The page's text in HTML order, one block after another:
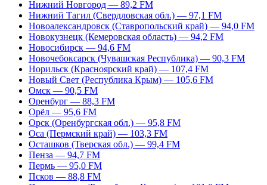
Нижний Новгород — 89,2 FM
Нижний Тагил (Свердловская обл.) — 97,1 FM
Новоалександровск (Ставропольский край) — 94,0 FM
Новокузнецк (Кемеровская область) — 94,2 FM
Новосибирск — 94,6 FM
Новочебоксарск (Чувашская Республика) — 90,3 FM
Норильск (Красноярский край) — 107,4 FM
Новый Свет (Республика Крым) — 105,6 FM
Омск — 90,5 FM
Оренбург — 88,3 FM
Орёл — 95,6 FM
Орск (Оренбургская обл.) — 95,8 FM
Оса (Пермский край) — 103,3 FM
Осташков (Тверская обл.) — 99,4 FM
Пенза — 94,7 FM
Пермь — 95,0 FM
Псков — 88,8 FM